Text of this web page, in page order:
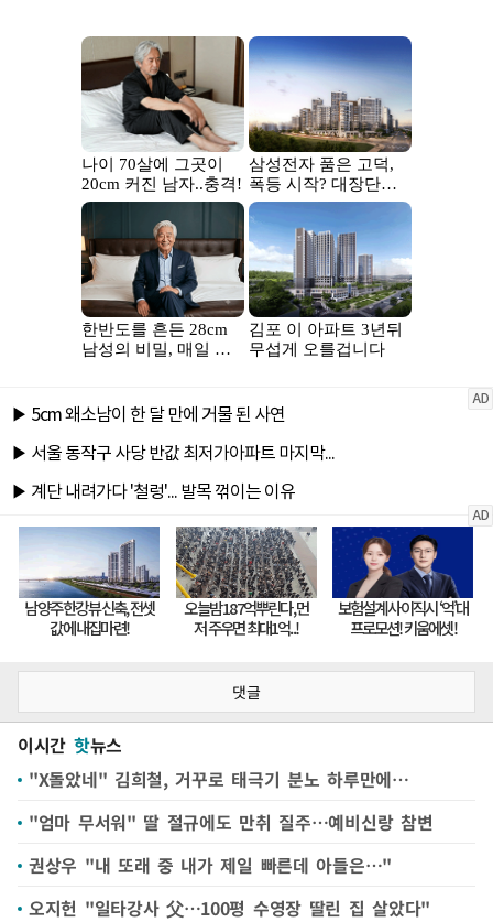
댓글
이시간 핫뉴스
"X돌았네" 김희철, 거꾸로 태극기 분노 하루만에…
"엄마 무서워" 딸 절규에도 만취 질주…예비신랑 참변
권상우 "내 또래 중 내가 제일 빠른데 아들은…"
오지헌 "일타강사 父…100평 수영장 딸린 집 살았다"